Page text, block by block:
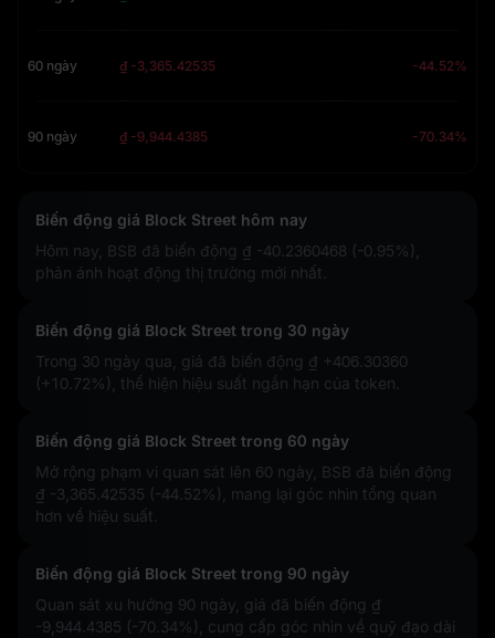
60 ngày ₫ -3,365.42535 -44.52%
90 ngày ₫ -9,944.4385 -70.34%
Biến động giá Block Street hôm nay
Hôm nay, BSB đã biến động ₫ -40.2360468 (-0.95%)
phản ánh hoạt động thị trường mới nhất.
Biến động giá Block Street trong 30 ngày
Trong 30 ngày qua, giá đã biến động ₫ +406.30360
(+10.72%) , thể hiện hiệu suất ngắn hạn của token.
Biến động giá Block Street trong 60 ngày
Mở rộng phạm vi quan sát lên 60 ngày, BSB đã biến động
₫ -3,365.42535 (-44.52%)
, mang lại góc nhìn tổng quan
hơn về hiệu suất.
Biến động giá Block Street trong 90 ngày
Quan sát xu hướng 90 ngày, giá đã biến động ₫
-9,944.4385 (-70.34%)
, cung cấp góc nhìn về quỹ đạo dài